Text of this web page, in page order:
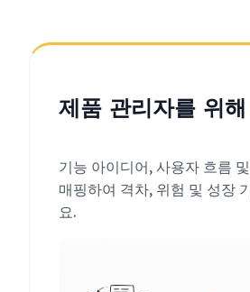
제품 관리자를 위해
기능 아이디어, 사용자 흐름
매핑하여 격차, 위험 및 성장
요.